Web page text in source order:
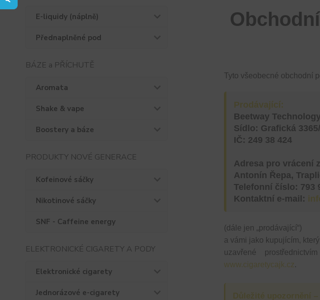
E-liquidy (náplně)
Přednaplněné pod
BÁZE a PŘÍCHUTĚ
Aromata
Shake & vape
Boostery a báze
PRODUKTY NOVÉ GENERACE
Kofeinové sáčky
Nikotinové sáčky
SNF - Caffeine energy
ELEKTRONICKÉ CIGARETY A PODY
Elektronické cigarety
Jednorázové e-cigarety
Tyto všeobecné obchodní
Prodávající:
Beetway
Sídlo: Grafická
IČ: 249 38 424
Adresa pro vrácení
Antonín Řepa,
Telefonní číslo: 793
Kontaktní e-mail:
(dále jen „prodávající“)
a vámi jako kupujícím,
uzavřené
www.cigaretycajk.cz.
Důležité upozornění